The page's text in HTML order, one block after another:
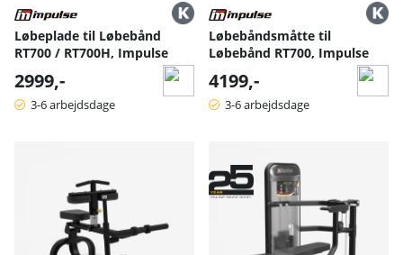
Løbeplade til Løbebånd
RT700 / RT700H, Impulse
2999,-
3-6 arbejdsdage
Løbebåndsmåtte til
Løbebånd RT700, Impulse
4199,-
3-6 arbejdsdage